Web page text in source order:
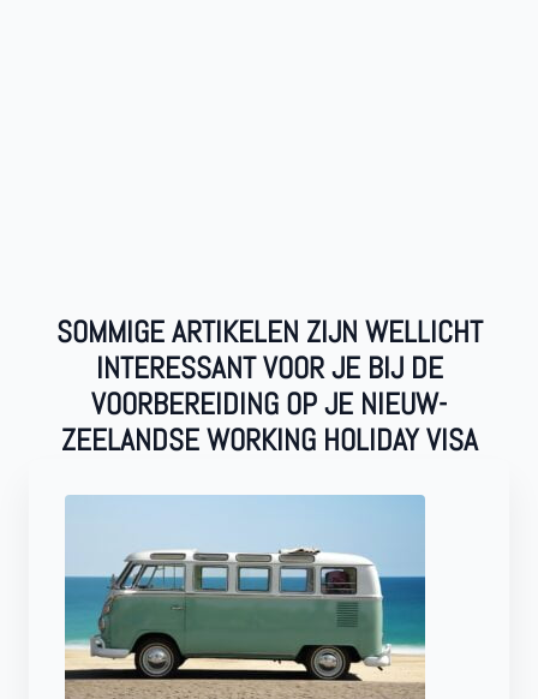
SOMMIGE ARTIKELEN ZIJN WELLICHT
INTERESSANT VOOR JE BIJ DE
VOORBEREIDING OP JE NIEUW-
ZEELANDSE WORKING HOLIDAY VISA